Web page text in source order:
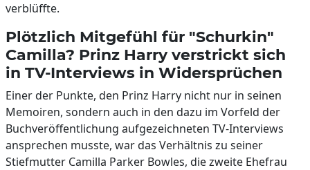
verblüffte.
Plötzlich Mitgefühl für "Schurkin"
Camilla? Prinz Harry verstrickt sich
in TV-Interviews in Widersprüchen
Einer der Punkte, den Prinz Harry nicht nur in seinen
Memoiren, sondern auch in den dazu im Vorfeld der
Buchveröffentlichung aufgezeichneten TV-Interviews
ansprechen musste, war das Verhältnis zu seiner
Stiefmutter Camilla Parker Bowles, die zweite Ehefrau